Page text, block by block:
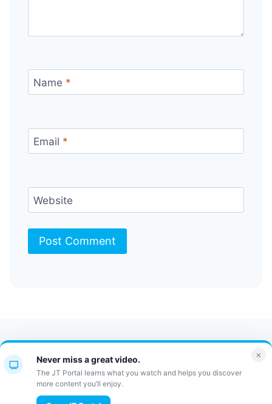
Name *
Email *
Website
Contact Us FAQ
Bulletin
JT Portal
×
Never miss a great video.
The JT Portal learns what you watch and helps you discover
more content you’ll enjoy.